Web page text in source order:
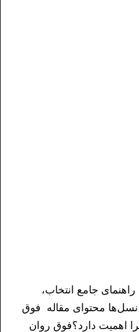
جامع انتخاب،
محتوای مقاله فوق
اهمیت دارد؟فوق روان